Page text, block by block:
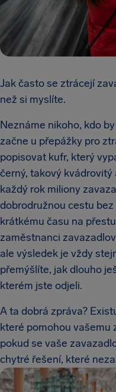
Jak často se ztrácejí
než si myslíte.
Neznáme nikoho, kdo
začne u přepážky pro
popisovat kufr, který
černý, takový kvádrovitý
každý rok miliony
dobrodružnou cestu
krátkému času na
zaměstnanci
ale výsledek je vždy
přemýšlíte, jak dlouho
kterém jste odjeli.
A ta dobrá zpráva?
které pomohou vašemu
pokud se vaše
chytré řešení, které